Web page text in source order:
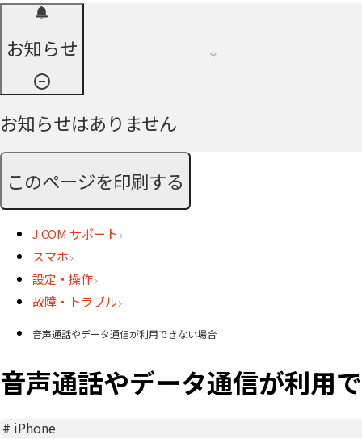
お知らせ
お知らせはありません
このページを印刷する
J:COM サポート
スマホ
設定・操作
故障・トラブル
音声通話やデータ通信が利用できない場合
音声通話やデータ通信が利用
# iPhone